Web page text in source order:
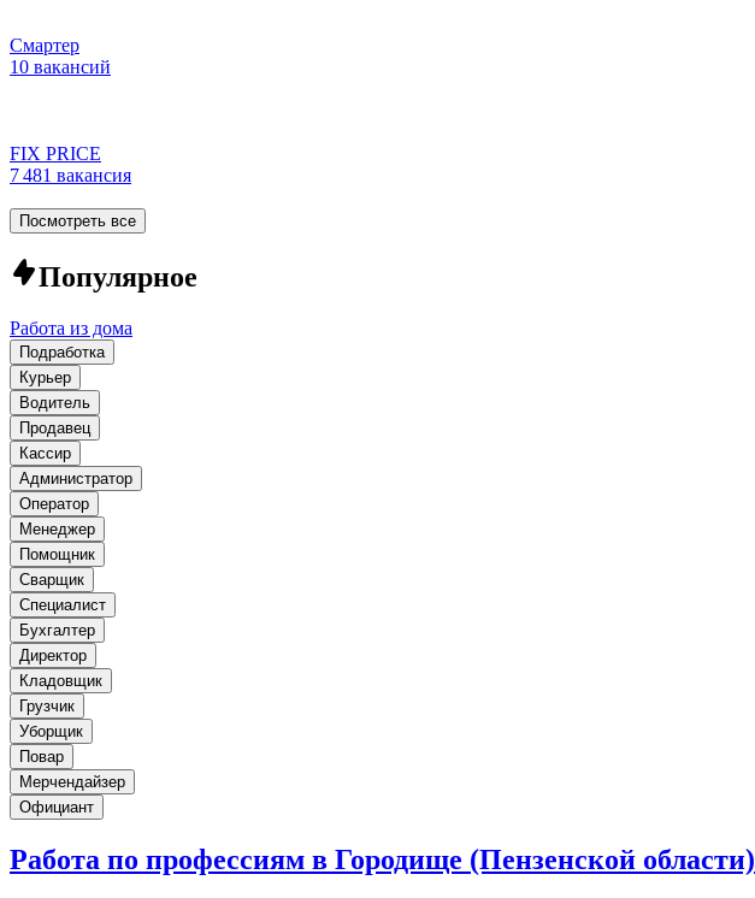
Смартер
10 вакансий
FIX PRICE
7 481 вакансия
Посмотреть все
Популярное
Работа из дома
Подработка
Курьер
Водитель
Продавец
Кассир
Администратор
Оператор
Менеджер
Помощник
Сварщик
Специалист
Бухгалтер
Директор
Кладовщик
Грузчик
Уборщик
Повар
Мерчендайзер
Официант
Работа по профессиям в Городище (Пензенской области)